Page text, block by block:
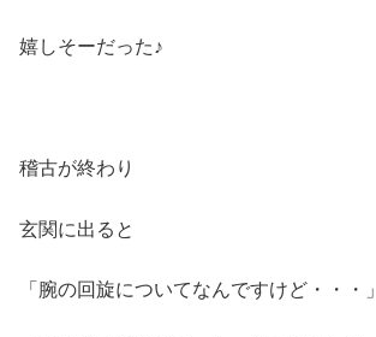
嬉しそーだった♪
稽古が終わり
玄関に出ると
「腕の回旋についてなんですけど・・・」